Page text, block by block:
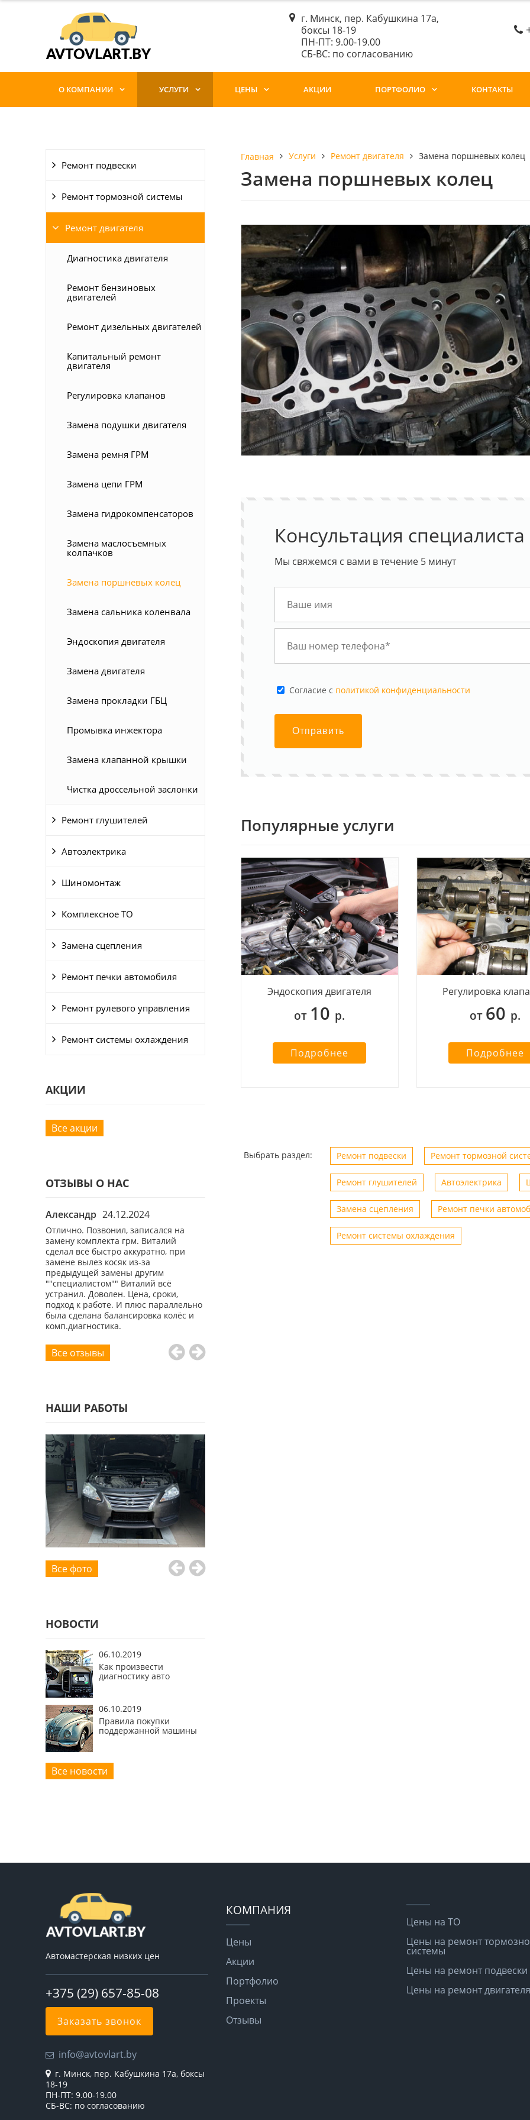
г. Минск, пер. Кабушкина 17а,
боксы 18-19
ПН-ПТ: 9.00-19.00
СБ-ВС: по согласованию
О КОМПАНИИ УСЛУГИ ЦЕНЫ АКЦИИ ПОРТФОЛИО КОНТАКТЫ
Ремонт подвески
Ремонт тормозной системы
Ремонт двигателя
Диагностика двигателя
Ремонт бензиновых
двигателей
Ремонт дизельных двигателей
Капитальный ремонт
двигателя
Регулировка клапанов
Замена подушки двигателя
Замена ремня ГРМ
Замена цепи ГРМ
Замена гидрокомпенсаторов
Замена маслосъемных
колпачков
Замена поршневых колец
Замена сальника коленвала
Эндоскопия двигателя
Замена двигателя
Замена прокладки ГБЦ
Промывка инжектора
Замена клапанной крышки
Чистка дроссельной заслонки
Ремонт глушителей
Автоэлектрика
Шиномонтаж
Комплексное ТО
Замена сцепления
Ремонт печки автомобиля
Ремонт рулевого управления
Ремонт системы охлаждения
АКЦИИ
Все акции
ОТЗЫВЫ О НАС
Александр 24.12.2024
Отлично. Позвонил, записался на
замену комплекта грм. Виталий
сделал всё быстро аккуратно, при
замене вылез косяк из-за
предыдущей замены другим
""специалистом"" Виталий всё
устранил. Доволен. Цена, сроки,
подход к работе. И плюс параллельно
была сделана балансировка колёс и
комп.диагностика.
демократичные цены, обслуживаю
Сергей 18.10.2024
Быстрое и качественное
обслуживание . Обращался не
Все отзывы
НАШИ РАБОТЫ
Все фото
НОВОСТИ
06.10.2019
Как произвести
диагностику авто
06.10.2019
Правила покупки
поддержанной машины
Все новости
Главная Услуги Ремонт двигателя Замена поршневых колец
Замена поршневых колец
Консультация специалиста
Мы свяжемся с вами в течение 5 минут
Cогласие с политикой конфиденциальности
Отправить
Популярные услуги
Эндоскопия двигателя
от 10 р.
Подробнее
Регулировка
от 60 р.
Подробнее
Выбрать раздел: Ремонт подвески Ремонт тормозной
Ремонт глушителей Автоэлектрика
Замена сцепления Ремонт печки
Ремонт системы охлаждения
Автомастерская низких цен
+375 (29) 657-85-08
Заказать звонок
info@avtovlart.by
г. Минск, пер. Кабушкина 17а, боксы
18-19
ПН-ПТ: 9.00-19.00
СБ-ВС: по согласованию
КОМПАНИЯ
Цены
Акции
Портфолио
Проекты
Отзывы
Цены на ТО
Цены на ремонт
системы
Цены на ремонт подвески
Цены на ремонт двигателя